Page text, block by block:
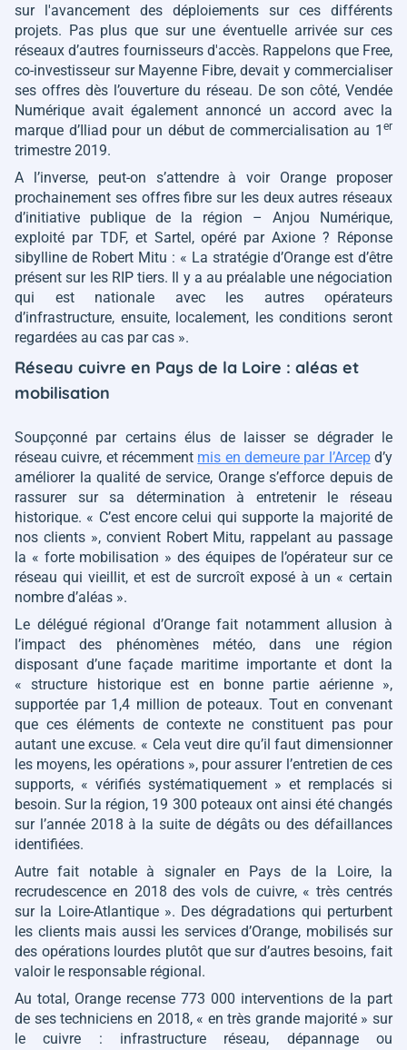
sur l'avancement des déploiements sur ces différents
projets. Pas plus que sur une éventuelle arrivée sur ces
réseaux d’autres fournisseurs d'accès. Rappelons que Free,
co-investisseur sur Mayenne Fibre, devait y commercialiser
ses offres dès l’ouverture du réseau. De son côté, Vendée
Numérique avait également annoncé un accord avec la
marque d’Iliad pour un début de commercialisation au 1 er
trimestre 2019.
A l’inverse, peut-on s’attendre à voir Orange proposer
prochainement ses offres fibre sur les deux autres réseaux
d’initiative publique de la région – Anjou Numérique,
exploité par TDF, et Sartel, opéré par Axione ? Réponse
sibylline de Robert Mitu : « La stratégie d’Orange est d’être
présent sur les RIP tiers. Il y a au préalable une négociation
qui est nationale avec les autres opérateurs
d’infrastructure, ensuite, localement, les conditions seront
regardées au cas par cas ».
Réseau cuivre en Pays de la Loire : aléas et
mobilisation
Soupçonné par certains élus de laisser se dégrader le
réseau cuivre, et récemment mis en demeure par l’Arcepd’y
améliorer la qualité de service, Orange s’efforce depuis de
rassurer sur sa détermination à entretenir le réseau
historique. « C’est encore celui qui supporte la majorité de
nos clients », convient Robert Mitu, rappelant au passage
la « forte mobilisation » des équipes de l’opérateur sur ce
réseau qui vieillit, et est de surcroît exposé à un « certain
nombre d’aléas ».
Le délégué régional d’Orange fait notamment allusion à
l’impact des phénomènes météo, dans une région
disposant d’une façade maritime importante et dont la
« structure historique est en bonne partie aérienne »,
supportée par 1,4 million de poteaux. Tout en convenant
que ces éléments de contexte ne constituent pas pour
autant une excuse. « Cela veut dire qu’il faut dimensionner
les moyens, les opérations », pour assurer l’entretien de ces
supports, « vérifiés systématiquement » et remplacés si
besoin. Sur la région, 19 300 poteaux ont ainsi été changés
sur l’année 2018 à la suite de dégâts ou des défaillances
identifiées.
Autre fait notable à signaler en Pays de la Loire, la
recrudescence en 2018 des vols de cuivre, « très centrés
sur la Loire-Atlantique ». Des dégradations qui perturbent
les clients mais aussi les services d’Orange, mobilisés sur
des opérations lourdes plutôt que sur d’autres besoins, fait
valoir le responsable régional.
Au total, Orange recense 773 000 interventions de la part
de ses techniciens en 2018, « en très grande majorité » sur
le cuivre : infrastructure réseau, dépannage ou